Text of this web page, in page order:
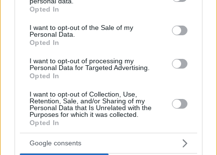
grant or deny consent to Google and its third-party tags to
use your data for below specified purposes in below Google
consent section.
Opted In
I want to opt-out of the Sale of my
Personal Data.
Opted In
I want to opt-out of processing my
Personal Data for Targeted Advertising.
Opted In
I want to opt-out of Collection, Use,
Retention, Sale, and/or Sharing of my
Personal Data that Is Unrelated with the
Purposes for which it was collected.
Opted In
Google consents
Αυτά είναι τα σημάδια που δείχνουν ότι ο σκύλος σας
πριν 26 λεπτά
Rihanna: Χορεύει αισθησιακά στον A$AP Rocky κατά τη
διάρκεια κρουαζιέρας στα Μπαρμπέιντος
πριν 26 λεπτά
ΤΑ ΠΙΟ ΔΗΜΟΦΙΛΗ